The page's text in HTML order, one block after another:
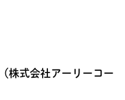
式会社アーリーコー